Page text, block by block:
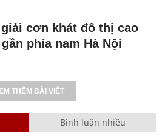
cơn khát đô thị cao
phía nam Hà Nội
THÊM BÀI VIẾT
Bình luận nhiều